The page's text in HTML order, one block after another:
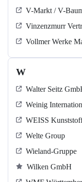
V-Markt / V-
Vinzenzmurr
Vollmer Werke
W
Walter Seitz
Weinig
WEISS
Welte Group
Wieland-Gruppe
Wilken GmbH